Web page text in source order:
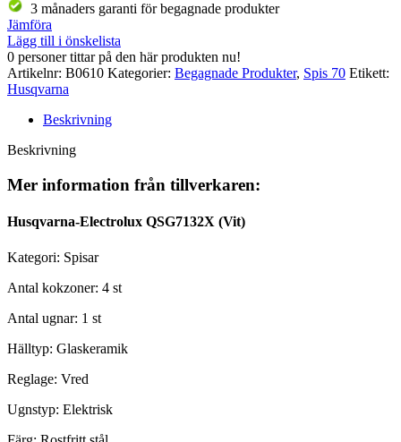
3 månaders garanti för begagnade produkter
Jämföra
Lägg till i önskelista
0 personer tittar på den här produkten nu!
Artikelnr: B0610 Kategorier: Begagnade Produkter, Spis 70 Etikett:
Husqvarna
Beskrivning
Beskrivning
Mer information från tillverkaren:
Husqvarna-Electrolux QSG7132X (Vit)
Kategori: Spisar
Antal kokzoner: 4 st
Antal ugnar: 1 st
Hälltyp: Glaskeramik
Reglage: Vred
Ugnstyp: Elektrisk